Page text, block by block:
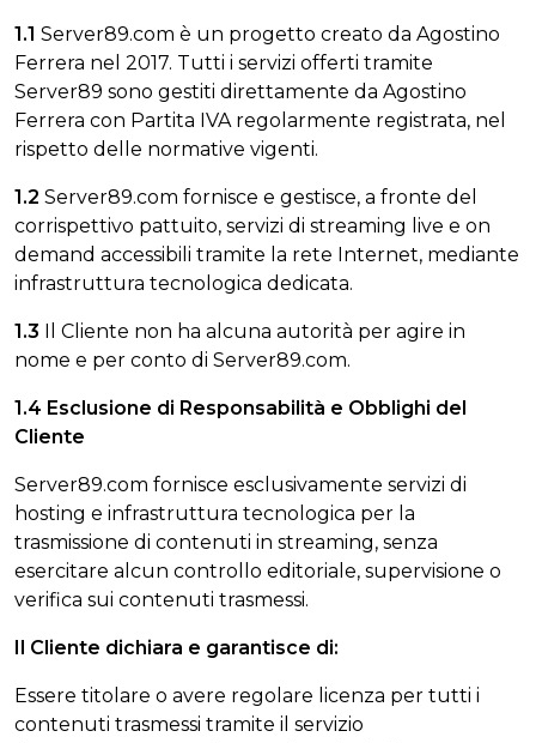
1.1 Server89.com è un progetto creato da Agostino
Ferrera nel 2017. Tutti i servizi offerti tramite
Server89 sono gestiti direttamente da Agostino
Ferrera con Partita IVA regolarmente registrata, nel
rispetto delle normative vigenti.
1.2 Server89.com fornisce e gestisce, a fronte del
corrispettivo pattuito, servizi di streaming live e on
demand accessibili tramite la rete Internet, mediante
infrastruttura tecnologica dedicata.
1.3 Il Cliente non ha alcuna autorità per agire in
nome e per conto di Server89.com.
1.4 Esclusione di Responsabilità e Obblighi del
Cliente
Server89.com fornisce esclusivamente servizi di
hosting e infrastruttura tecnologica per la
trasmissione di contenuti in streaming, senza
esercitare alcun controllo editoriale, supervisione o
verifica sui contenuti trasmessi.
Il Cliente dichiara e garantisce di:
Essere titolare o avere regolare licenza per tutti i
contenuti trasmessi tramite il servizio